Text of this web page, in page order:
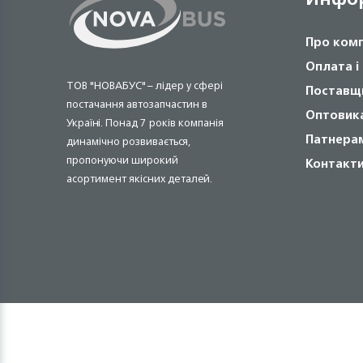
ТОВ "НОВАБУС" – лідер у сфері
постачання автозапчастин в
Україні. Понад 7 років компанія
динамічно розвивається,
пропонуючи широкий
асортимент якісних деталей.
Про
Оплата